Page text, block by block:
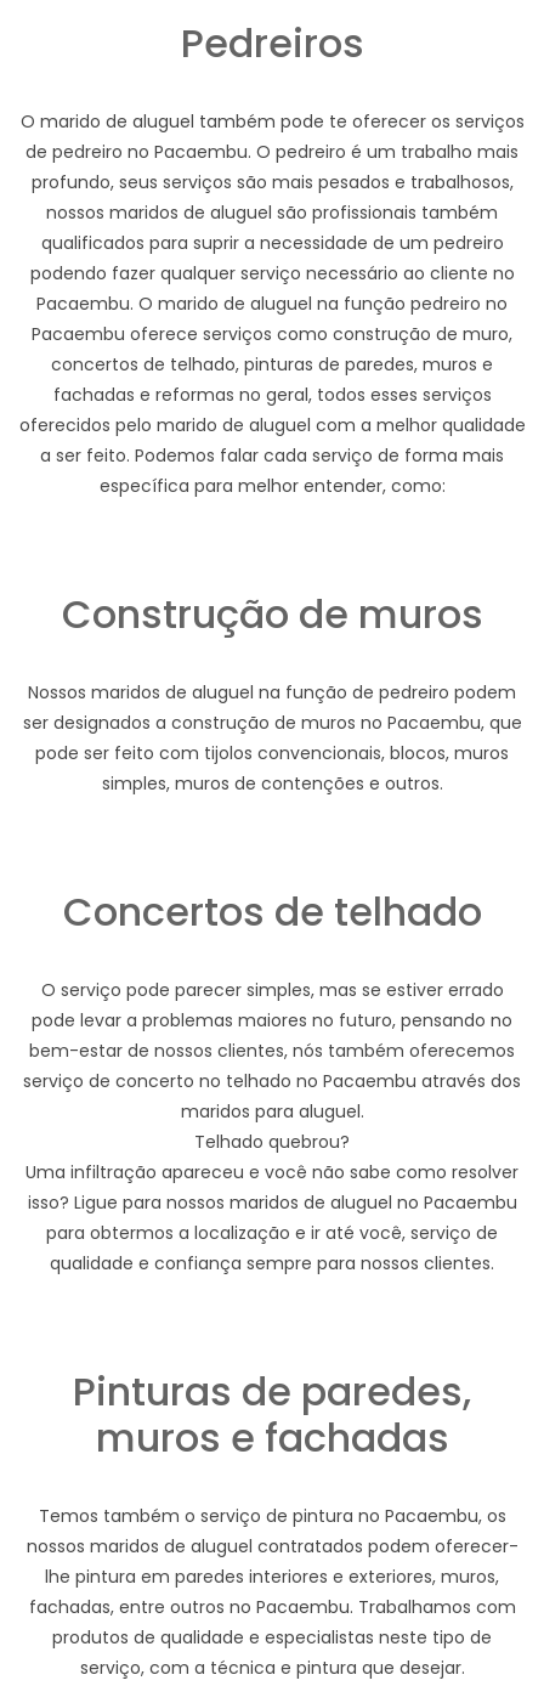
Pedreiros
O marido de aluguel também pode te oferecer os serviços
de pedreiro no Pacaembu. O pedreiro é um trabalho mais
profundo, seus serviços são mais pesados e trabalhosos,
nossos maridos de aluguel são profissionais também
qualificados para suprir a necessidade de um pedreiro
podendo fazer qualquer serviço necessário ao cliente no
Pacaembu. O marido de aluguel na função pedreiro no
Pacaembu oferece serviços como construção de muro,
concertos de telhado, pinturas de paredes, muros e
fachadas e reformas no geral, todos esses serviços
oferecidos pelo marido de aluguel com a melhor qualidade
a ser feito. Podemos falar cada serviço de forma mais
específica para melhor entender, como:
Construção de muros
Nossos maridos de aluguel na função de pedreiro podem
ser designados a construção de muros no Pacaembu, que
pode ser feito com tijolos convencionais, blocos, muros
simples, muros de contenções e outros.
Concertos de telhado
O serviço pode parecer simples, mas se estiver errado
pode levar a problemas maiores no futuro, pensando no
bem-estar de nossos clientes, nós também oferecemos
serviço de concerto no telhado no Pacaembu através dos
maridos para aluguel.
Telhado quebrou?
Uma infiltração apareceu e você não sabe como resolver
isso? Ligue para nossos maridos de aluguel no Pacaembu
para obtermos a localização e ir até você, serviço de
qualidade e confiança sempre para nossos clientes.
Pinturas de paredes,
muros e fachadas
Temos também o serviço de pintura no Pacaembu, os
nossos maridos de aluguel contratados podem oferecer-
lhe pintura em paredes interiores e exteriores, muros,
fachadas, entre outros no Pacaembu. Trabalhamos com
produtos de qualidade e especialistas neste tipo de
serviço, com a técnica e pintura que desejar.